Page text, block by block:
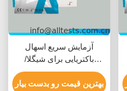
آزمایش سریع اسهال
باکتریایی برای شیگلا/
کولرا/C.diff با زمان خواندن
10 دقیقه ای، گواهینامه CE
بهترین قیمت رو بدست بیار